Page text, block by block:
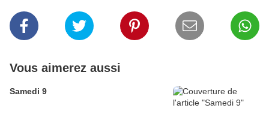
Vous aimerez aussi
Samedi 9